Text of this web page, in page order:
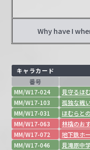
Why have I
キャラカード
番号
MM/W17-024
見守るほ
MM/W17-103
孤独な戦
MM/W17-031
ほむらと
MM/W17-063
林檎のお
MM/W17-072
地下鉄ホ
MM/W17-046
見滝原中